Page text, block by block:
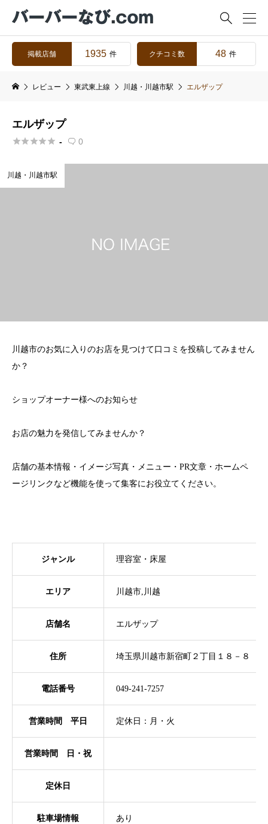

掲載店舗 1935 件 クチコミ数 48 件
レビュー 東武東上線 川越・川越市駅 エルザップ
エルザップ
 -  0
川越・川越市駅
川越市のお気に入りのお店を見つけて口コミを投稿してみません
か？
ショップオーナー様へのお知らせ
お店の魅力を発信してみませんか？
店舗の基本情報・イメージ写真・メニュー・PR文章・ホームペ
ージリンクなど機能を使って集客にお役立てください。
ジャンル 理容室・床屋
エリア 川越市,川越
店舗名 エルザップ
住所 埼玉県川越市新宿町２丁目１８－８
電話番号 049-241-7257
営業時間 平日 定休日：月・火
営業時間 日・祝
定休日
駐車場情報 あり